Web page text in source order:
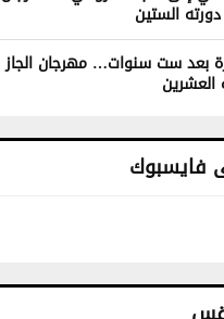
الستين
بعد ست سنوات… مهرجان
العشرين
فايسبوك